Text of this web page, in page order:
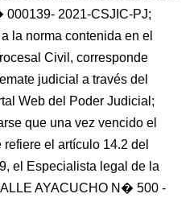
2021-CSJIC-PJ;
la norma contenida en el
Civil, corresponde
judicial a través del
Web del Poder Judicial;
que una vez vencido el
el artículo 14.2 del
el Especialista legal de la
AYACUCHO N� 500 -